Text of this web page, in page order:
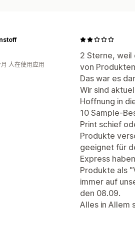
2 Sterne, weil
von
Das war es
Wir sind
Hoffnung in
10 Sample-
Print schief
Produkte
geeignet für
Express
Produkte als
immer auf
den 08.09.
Alles in Allem
人在使用应用